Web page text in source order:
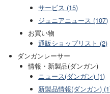
サービス (15)
ジュニアニュース (107)
お買い物
通販ショップリスト (2)
ダンガンレーサー
情報・新製品(ダンガン)
ニュース(ダンガン) (1)
新製品情報(ダンガン)